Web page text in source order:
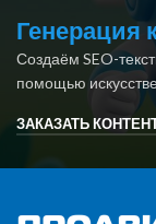
Генерация
Создаём SEO-
помощью
ЗАКАЗАТЬ